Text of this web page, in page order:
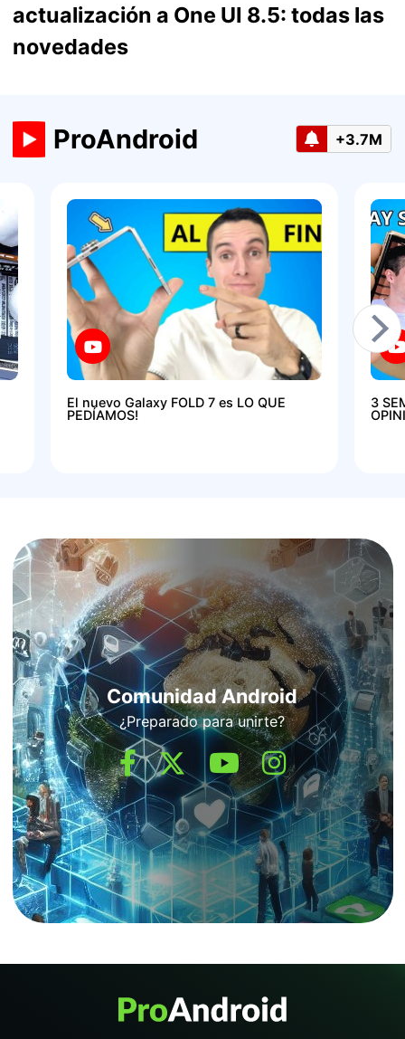
actualización a One UI 8.5: todas las
novedades
ProAndroid +3.7M
El nuevo Galaxy FOLD 7 es LO QUE
PEDÍAMOS!
3
Comunidad Android
¿Preparado para unirte?